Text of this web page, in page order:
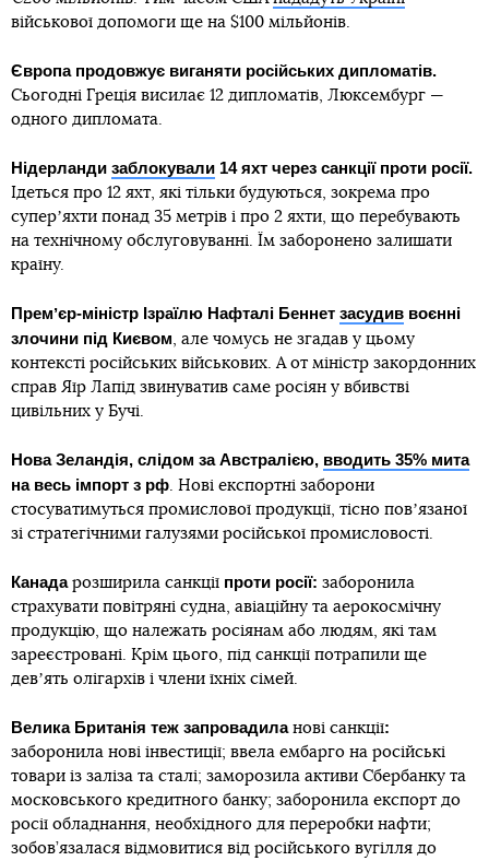
військової допомоги ще на $100 мільйонів.
Європа продовжує виганяти російських дипломатів.
Сьогодні Греція висилає 12 дипломатів, Люксембург —
одного дипломата.
Нідерланди заблокували 14 яхт через санкції проти росії.
Ідеться про 12 яхт, які тільки будуються, зокрема про
суперʼяхти понад 35 метрів і про 2 яхти, що перебувають
на технічному обслуговуванні. Їм заборонено залишати
країну.
Премʼєр-міністр Ізраїлю Нафталі Беннет засудив воєнні
злочини під Києвом, але чомусь не згадав у цьому
контексті російських військових. А от міністр закордонних
справ Яїр Лапід звинуватив саме росіян у вбивстві
цивільних у Бучі.
Нова Зеландія, слідом за Австралією, вводить 35% мита
на весь імпорт з рф. Нові експортні заборони
стосуватимуться промислової продукції, тісно повʼязаної
зі стратегічними галузями російської промисловості.
Канада розширила санкції проти росії: заборонила
страхувати повітряні судна, авіаційну та аерокосмічну
продукцію, що належать росіянам або людям, які там
зареєстровані. Крім цього, під санкції потрапили ще
девʼять олігархів і члени їхніх сімей.
Велика Британія теж запровадила нові санкції:
заборонила нові інвестиції; ввела ембарго на російські
товари із заліза та сталі; заморозила активи Сбербанку та
московського кредитного банку; заборонила експорт до
росії обладнання, необхідного для переробки нафти;
зобов’язалася відмовитися від російського вугілля до